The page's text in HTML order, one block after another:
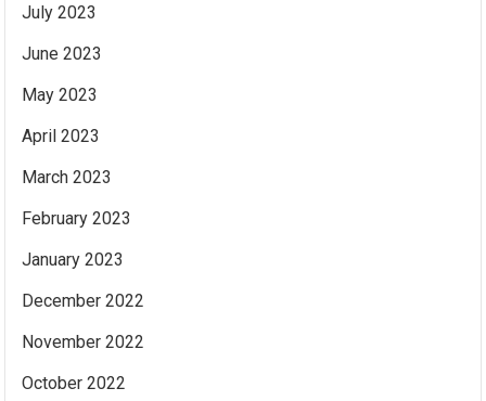
July 2023
June 2023
May 2023
April 2023
March 2023
February 2023
January 2023
December 2022
November 2022
October 2022